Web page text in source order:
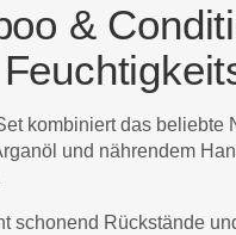
&
kombiniert das
und nährendem
schonend Rückstände